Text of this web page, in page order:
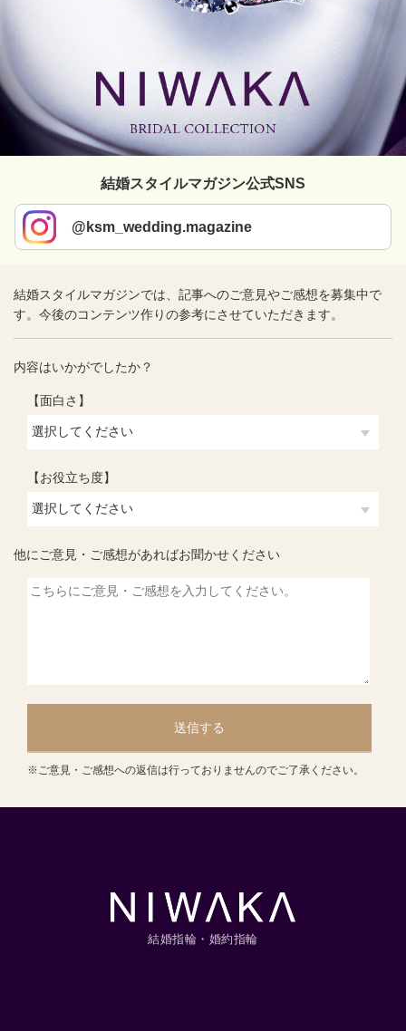
結婚スタイルマガジン公式SNS
@ksm_wedding.magazine
結婚スタイルマガジンでは、記事へのご意見やご感想を募集中で
す。今後のコンテンツ作りの参考にさせていただきます。
内容はいかがでしたか？
【面白さ】
【お役立ち度】
他にご意見・ご感想があればお聞かせください
送信する
※ご意見・ご感想への返信は行っておりませんのでご了承ください。
結婚指輪・婚約指輪